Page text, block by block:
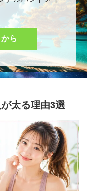
ら
太る理由3選